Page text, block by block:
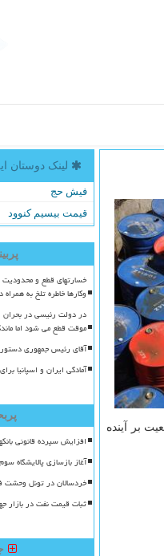
بر آینده
لینک دوستان
فیش حج
قیمت بیسیم کنوود
خسارتهای قطع و محدودیت
وکارها خاطره تلخ به همراه
موقت قطع می شود اما
آقای رئیس جمهوری دستور
آمادگی ایران و اسپانیا
افزایش سپرده قانونی
آغاز بازسازی پالایشگاه
خردسالان در تونل وحشت
ثبات قیمت نفت در بازار